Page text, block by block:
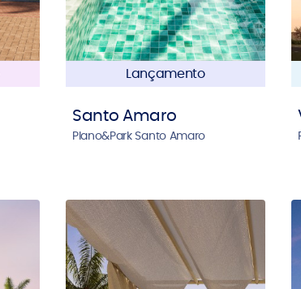
Lançamento
Santo Amaro
Plano&Park Santo Amaro